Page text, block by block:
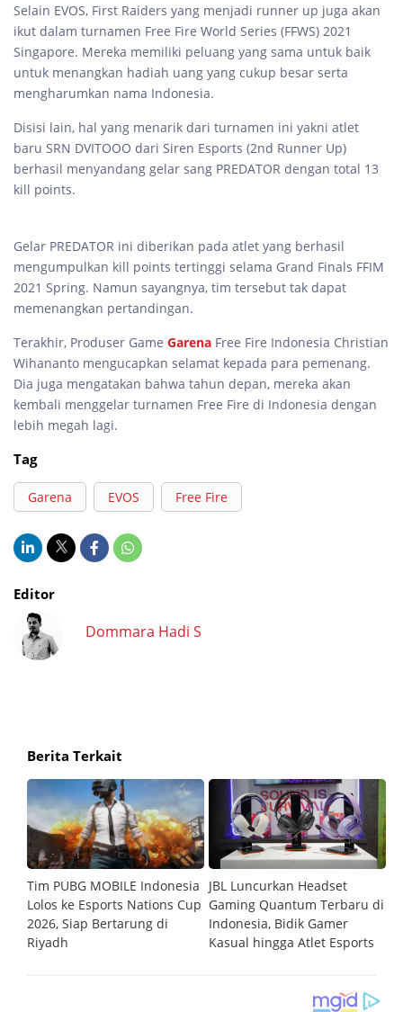
Selain EVOS, First Raiders yang menjadi runner up juga akan
ikut dalam turnamen Free Fire World Series (FFWS) 2021
Singapore. Mereka memiliki peluang yang sama untuk baik
untuk menangkan hadiah uang yang cukup besar serta
mengharumkan nama Indonesia.
Disisi lain, hal yang menarik dari turnamen ini yakni atlet
baru SRN DVITOOO dari Siren Esports (2nd Runner Up)
berhasil menyandang gelar sang PREDATOR dengan total 13
kill points.
Gelar PREDATOR ini diberikan pada atlet yang berhasil
mengumpulkan kill points tertinggi selama Grand Finals FFIM
2021 Spring. Namun sayangnya, tim tersebut tak dapat
memenangkan pertandingan.
Terakhir, Produser Game Garena Free Fire Indonesia Christian
Wihananto mengucapkan selamat kepada para pemenang.
Dia juga mengatakan bahwa tahun depan, mereka akan
kembali menggelar turnamen Free Fire di Indonesia dengan
lebih megah lagi.
Tag
Garena EVOS Free Fire
Editor
Dommara Hadi S
Berita Terkait
Tim PUBG MOBILE Indonesia
Lolos ke Esports Nations Cup
2026, Siap Bertarung di
Riyadh
JBL Luncurkan Headset
Gaming Quantum Terbaru di
Indonesia, Bidik Gamer
Kasual hingga Atlet Esports